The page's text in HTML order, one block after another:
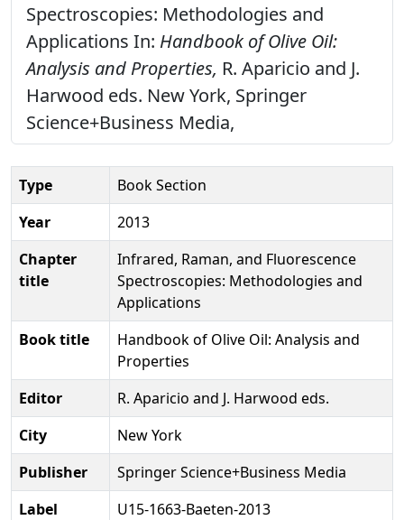
Spectroscopies: Methodologies and
Applications In: Handbook of Olive Oil:
Analysis and Properties, R. Aparicio and J.
Harwood eds. New York, Springer
Science+Business Media,
Type
Book Section
Year
2013
Chapter
title
Infrared, Raman, and Fluorescence
Spectroscopies: Methodologies and
Applications
Book title
Handbook of Olive Oil: Analysis and
Properties
Editor
R. Aparicio and J. Harwood eds.
City
New York
Publisher
Springer Science+Business Media
Label
U15-1663-Baeten-2013